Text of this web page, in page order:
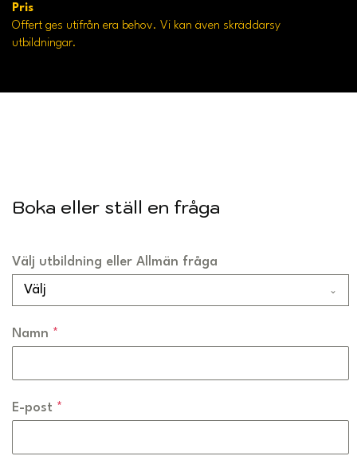
Pris
Offert ges utifrån era behov. Vi kan även skräddarsy
utbildningar.
Boka eller ställ en fråga
Välj utbildning eller Allmän fråga
Välj
Namn *
E-post *